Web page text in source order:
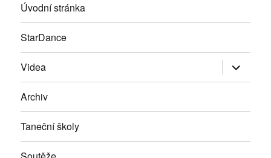
Úvodní stránka
StarDance
Videa Zobrazit
položky
Archiv
Taneční školy